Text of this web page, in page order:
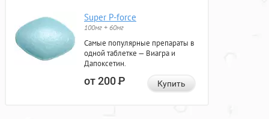
Super P-force
100мг + 60мг
Самые популярные препараты в
одной таблетке — Виагра и
Дапоксетин.
от 200Р Купить